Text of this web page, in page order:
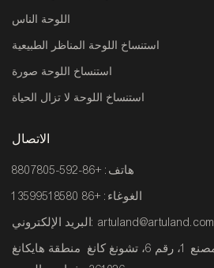
اللوحة الناس
استنساخ اللوحة المناظر الطبيعية
استنساخ اللوحة صورة
استنساخ اللوحة لا تزال الحياة
الاتصال
هاتف: +86-592-8807805
الغوغاء: +86 13599518580
البريد الإلكتروني: artuland@artuland.com
العنوان: غرفة 201، المصنع 1، رقم 6، تشونغ كانغ منطقة هايكانغ